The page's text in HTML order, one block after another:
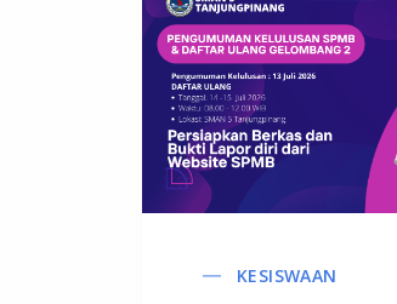
KESISWAAN